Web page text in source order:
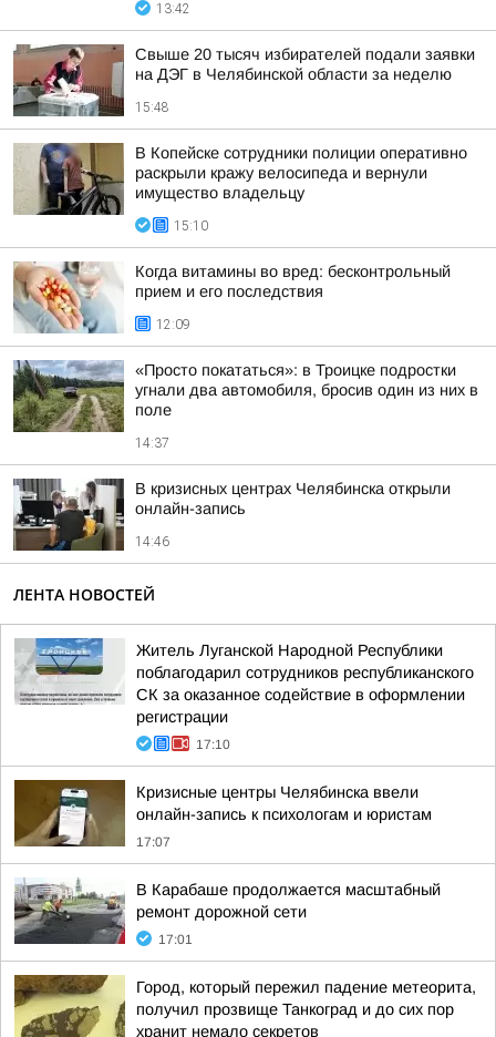
13:42
Свыше 20 тысяч избирателей подали заявки
на ДЭГ в Челябинской области за неделю
15:48
В Копейске сотрудники полиции оперативно
раскрыли кражу велосипеда и вернули
имущество владельцу
15:10
Когда витамины во вред: бесконтрольный
прием и его последствия
12:09
«Просто покататься»: в Троицке подростки
угнали два автомобиля, бросив один из них в
поле
14:37
В кризисных центрах Челябинска открыли
онлайн-запись
14:46
ЛЕНТА НОВОСТЕЙ
Житель Луганской Народной Республики
поблагодарил сотрудников республиканского
СК за оказанное содействие в оформлении
регистрации
17:10
Кризисные центры Челябинска ввели
онлайн-запись к психологам и юристам
17:07
В Карабаше продолжается масштабный
ремонт дорожной сети
17:01
Город, который пережил падение метеорита,
получил прозвище Танкоград и до сих пор
хранит немало секретов